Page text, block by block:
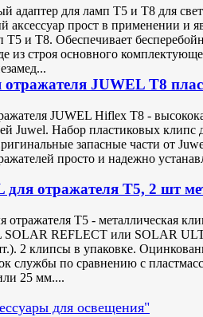
адаптер для ламп Т5 и Т8 для
прост в применении и
Т5 и Т8. Обеспечивает
из строя основного
JUWEL T8
JUWEL Hiflex Т8 -
Juwel. Набор пластиковых
запасные части от
просто и надежно
отражателя Т5, 2 шт
Т5 - металлическая
SOLAR REFLECT или SOLAR
2 клипсы в упаковке.
службы по сравнению с
25 мм....
для освещения"